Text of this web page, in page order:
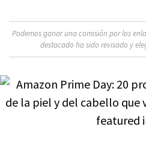
Podemos ganar una comisión por los
destacado ha sido revisado y